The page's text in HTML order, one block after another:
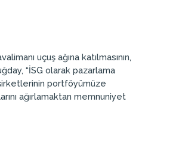
uçuş ağına katılmasının,
“İSG olarak pazarlama
portföyümüze
ağırlamaktan memnuniyet